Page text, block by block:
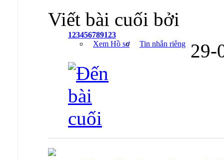
Viết bài cuối bởi
123456789123
Xem Hồ sơ
Tin nhắn riêng 29-